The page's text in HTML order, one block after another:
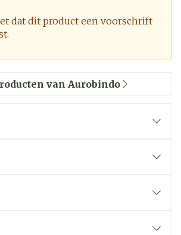
dat dit product een voorschrift
van Aurobindo